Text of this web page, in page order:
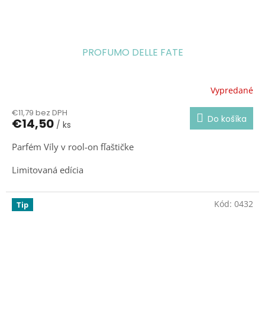
PROFUMO DELLE FATE
Vypredané
€11,79 bez DPH
€14,50 / ks Do košíka
Parfém Víly v rool-on fľaštičke
Limitovaná edícia
Magická vôňa Víly, ktorú môžete mať vždy po ruke
Tip Kód: 0432